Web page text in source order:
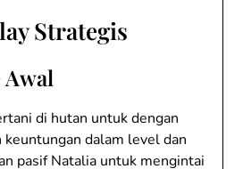
Strategis
di hutan untuk dengan
keuntungan dalam level dan
pasif Natalia untuk mengintai